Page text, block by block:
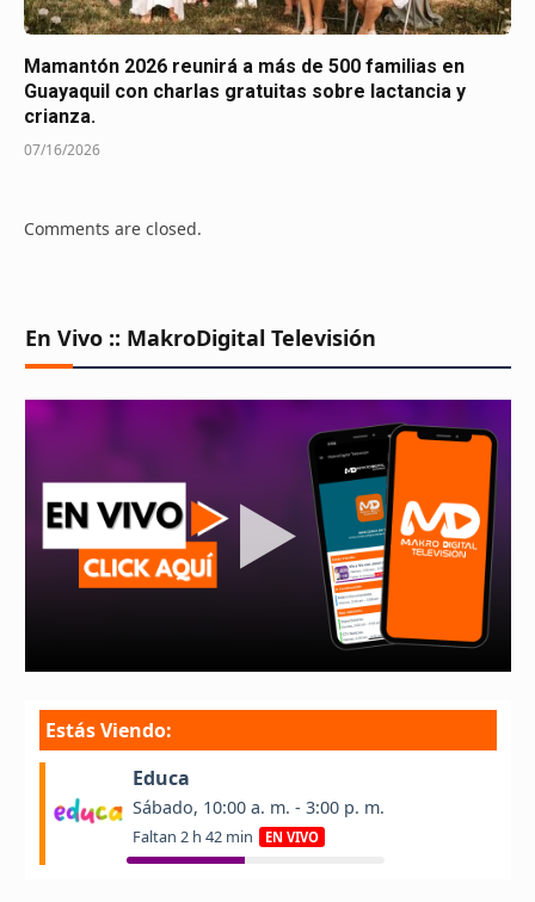
Mamantón 2026 reunirá a más de 500 familias en
Guayaquil con charlas gratuitas sobre lactancia y
crianza.
07/16/2026
Comments are closed.
En Vivo :: MakroDigital Televisión